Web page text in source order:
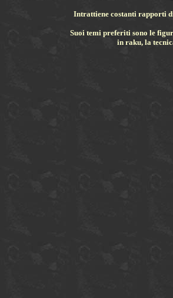
Intrattiene costanti rapporti
Suoi temi preferiti sono le
in raku, la